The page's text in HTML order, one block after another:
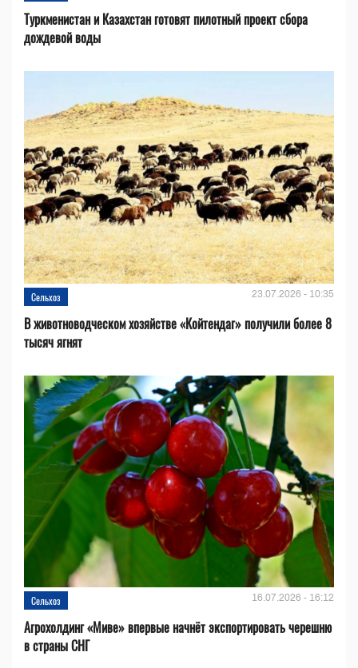
Туркменистан и Казахстан готовят пилотный проект сбора
дождевой воды
Сельхоз 23.07.2026 - 10:35
В животноводческом хозяйстве «Койтендаг» получили более 8
тысяч ягнят
Сельхоз 16.07.2026 - 16:12
Агрохолдинг «Миве» впервые начнёт экспортировать черешню
в страны СНГ